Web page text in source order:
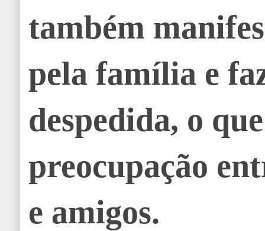
também
pela família e
despedida, o
preocupação
e amigos.